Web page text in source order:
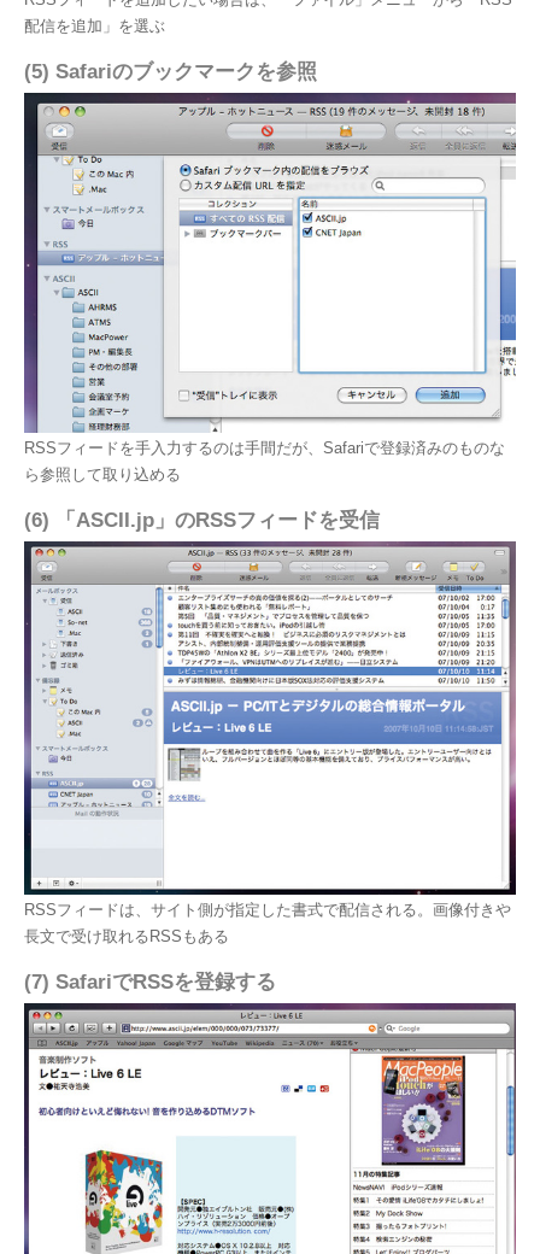
配信を追加」を選ぶ
(5) Safariのブックマークを参照
RSSフィードを手入力するのは手間だが、Safariで登録済みのものな
ら参照して取り込める
(6) 「ASCII.jp」のRSSフィードを受信
RSSフィードは、サイト側が指定した書式で配信される。画像付きや
長文で受け取れるRSSもある
(7) SafariでRSSを登録する